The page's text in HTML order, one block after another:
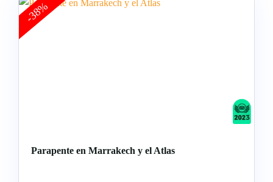
-38%
Parapente en Marrakech y el Atlas